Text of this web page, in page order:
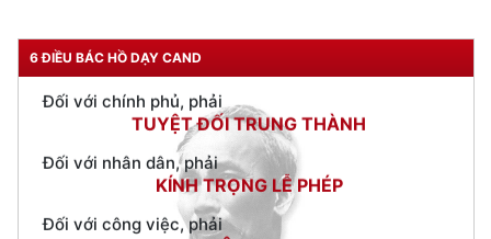
6 ĐIỀU BÁC HỒ DẠY CANDTUYỆT ĐỐI TRUNG THÀNH
KÍNH TRỌNG LỄ PHÉP
Đối với công việc, phải
TẬN TỤY
Đối với địch, phải
CƯƠNG QUYẾT, KHÔN KHÉO